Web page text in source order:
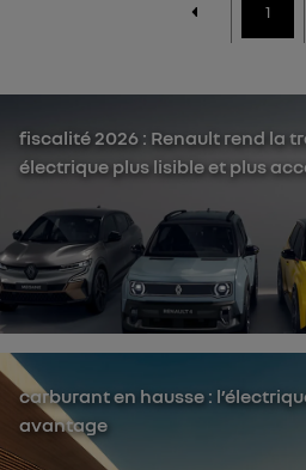
1
fiscalité 2026 : Renault rend la
électrique plus lisible et plus
carburant en hausse :
avantage